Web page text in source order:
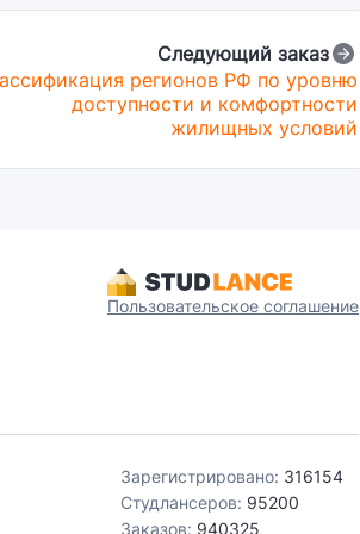
Следующий заказ
регионов РФ по уровню
доступности и комфортности
жилищных условий
Пользовательское соглашение
Зарегистрировано: 316154
Студлансеров: 95200
Заказов: 940325